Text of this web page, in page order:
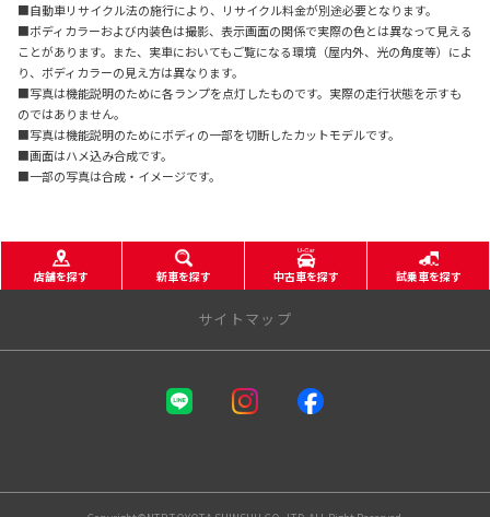
■自動車リサイクル法の施行により、リサイクル料金が別途必要となります。
■ボディカラーおよび内装色は撮影、表示画面の関係で実際の色とは異なって見える
ことがあります。また、実車においてもご覧になる環境（屋内外、光の角度等）によ
り、ボディカラーの見え方は異なります。
■写真は機能説明のために各ランプを点灯したものです。実際の走行状態を示すも
のではありません。
■写真は機能説明のためにボディの一部を切断したカットモデルです。
■画面はハメ込み合成です。
■一部の写真は合成・イメージです。
店舗を探す 新車を探す 中古車を探す 試乗車を探す
サイトマップ
NTPトヨタ信州株式会社